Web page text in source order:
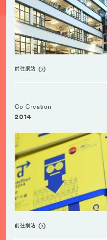
前往網站
Co-Creation
2014
前往網站